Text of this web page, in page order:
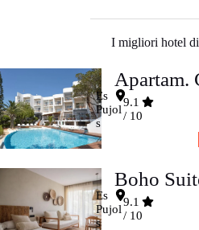
I migliori hotel
Apartam.
Es
Pujol
s
9.1
/ 10
Boho
Es
Pujol
s
9.1
/ 10